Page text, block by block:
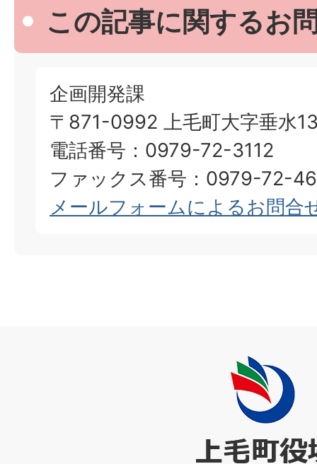
この記事に関するお
企画開発課
〒871-0992 上毛町大字垂水
電話番号：0979-72-3112
ファックス番号：0979-72-
メールフォームによるお問合